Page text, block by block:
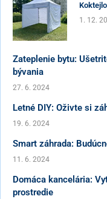
1. 12.
Zateplenie bytu:
bývania
27. 6. 2024
Letné DIY: Oživte si
19. 6. 2024
Smart záhrada:
11. 6. 2024
Domáca kancelária:
prostredie